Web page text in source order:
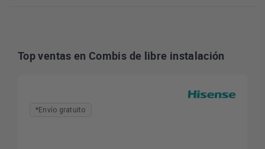
Top ventas en Combis de libre instalación
*Envío gratuito